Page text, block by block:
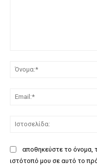
αποθηκεύστε το όνομα,
ιστότοπό μου σε αυτό το